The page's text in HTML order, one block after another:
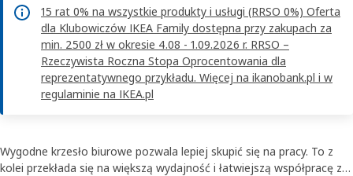
15 rat 0% na wszystkie produkty i usługi (RRSO 0%) Oferta
dla Klubowiczów IKEA Family dostępna przy zakupach za
min. 2500 zł w okresie 4.08 - 1.09.2026 r. RRSO –
Rzeczywista Roczna Stopa Oprocentowania dla
reprezentatywnego przykładu. Więcej na ikanobank.pl i w
regulaminie na IKEA.pl
Wygodne krzesło biurowe pozwala lepiej skupić się na pracy. To z
kolei przekłada się na większą wydajność i łatwiejszą współpracę z